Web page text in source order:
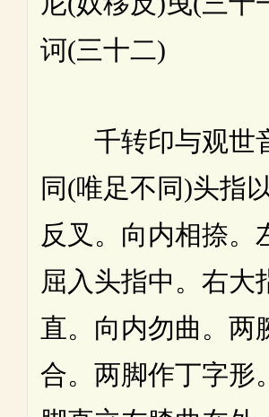
诃(三十二)
千转印与观世
同(唯足不同)头指
反叉。向内相捺。
屈入头指中。右大
直。向内勿曲。两
合。两脚作丁字形